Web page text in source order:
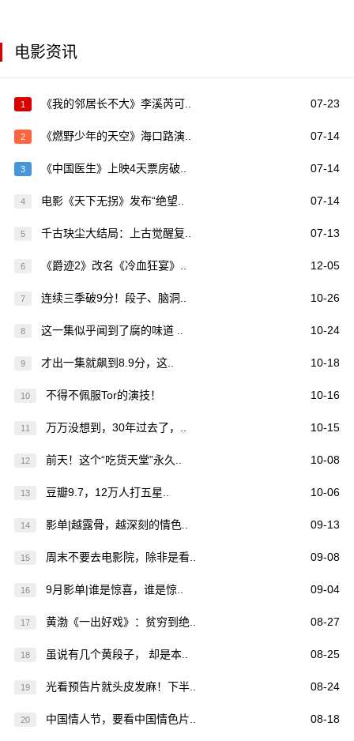
电影资讯
1 《我的邻居长不大》李溪芮可.. 07-23
2 《燃野少年的天空》海口路演.. 07-14
3 《中国医生》上映4天票房破.. 07-14
4 电影《天下无拐》发布“绝望.. 07-14
5 千古玦尘大结局：上古觉醒复.. 07-13
6 《爵迹2》改名《冷血狂宴》.. 12-05
7 连续三季破9分！段子、脑洞.. 10-26
8 这一集似乎闻到了腐的味道 .. 10-24
9 才出一集就飙到8.9分，这.. 10-18
10 不得不佩服Tor的演技！ 10-16
11 万万没想到，30年过去了，.. 10-15
12 前天！这个“吃货天堂”永久.. 10-08
13 豆瓣9.7，12万人打五星.. 10-06
14 影单|越露骨，越深刻的情色.. 09-13
15 周末不要去电影院，除非是看.. 09-08
16 9月影单|谁是惊喜，谁是惊.. 09-04
17 黄渤《一出好戏》：贫穷到绝.. 08-27
18 虽说有几个黄段子， 却是本.. 08-25
19 光看预告片就头皮发麻！下半.. 08-24
20 中国情人节，要看中国情色片.. 08-18